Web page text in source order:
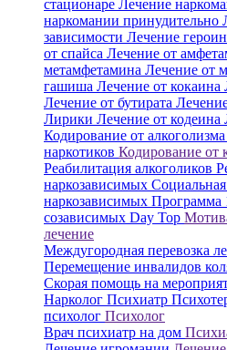
стационаре Лечение
наркомании принудительно
зависимости Лечение
от спайса Лечение от
метамфетамина Лечение от
гашиша Лечение от кокаина
Лечение от бутирата
Лирики Лечение от кодеина
Кодирование от алкоголизма
наркотиков Кодирование от
Реабилитация алкоголиков
наркозависимых
наркозависимых Программа
созависимых Day Top
лечение
Междугородная перевозка
Перемещение инвалидов
Скорая помощь на
Нарколог Психиатр
психолог Психолог
Врач психиатр на дом